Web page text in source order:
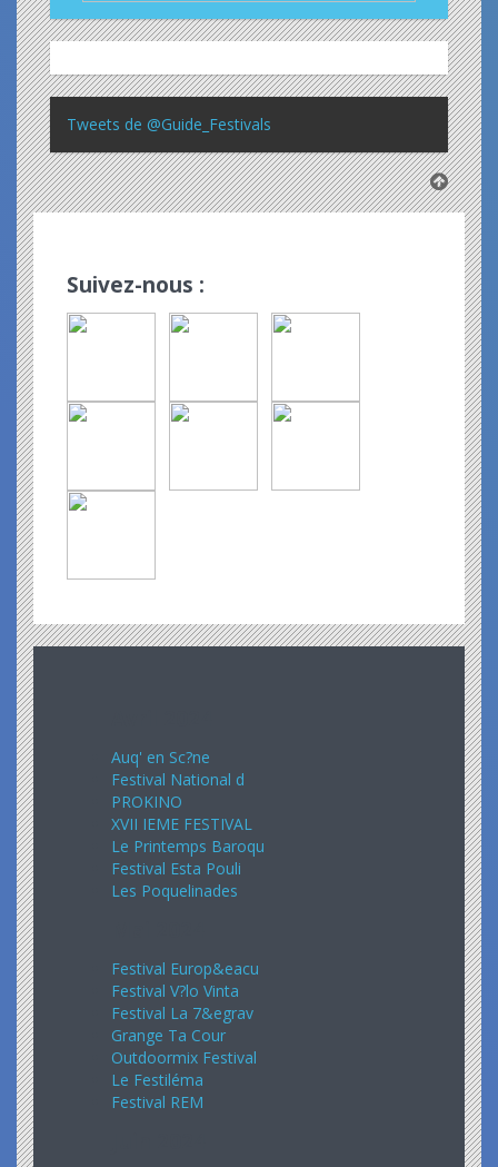
Tweets de @Guide_Festivals
Suivez-nous :
Auq' en Sc?ne
Festival National d
PROKINO
XVII IEME FESTIVAL
Le Printemps Baroqu
Festival Esta Pouli
Les Poquelinades
Festival Europ&eacu
Festival V?lo Vinta
Festival La 7&egrav
Grange Ta Cour
Outdoormix Festival
Le Festiléma
Festival REM